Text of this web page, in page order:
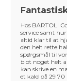
Hos BARTOLI
service samt
altid klar til at
den helt rette
spørgsmål til
blot noget helt
kan skrive en
et kald på 29